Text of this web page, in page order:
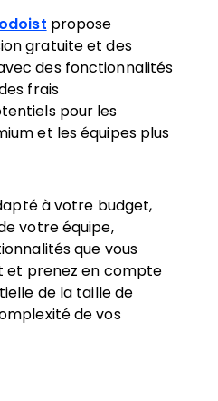
propose
gratuite et des
des fonctionnalités
frais
pour les
et les équipes plus
à votre budget,
votre équipe,
que vous
et prenez en compte
de la taille de
de vos